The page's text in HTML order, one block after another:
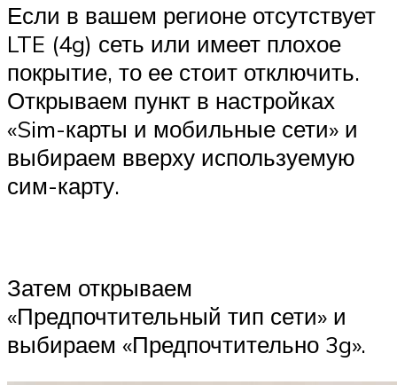
Если в вашем регионе отсутствует
LTE (4g) сеть или имеет плохое
покрытие, то ее стоит отключить.
Открываем пункт в настройках
«Sim-карты и мобильные сети» и
выбираем вверху используемую
сим-карту.
Затем открываем
«Предпочтительный тип сети» и
выбираем «Предпочтительно 3g».